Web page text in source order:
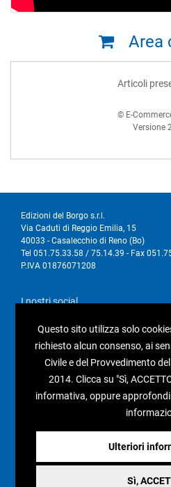
Area
Articoli
© E-
Versione
Edizioni del Borgo s.r.l.
Via Caduti di Reggio Emilia, 15
40033 - Casalecchio di Reno (Bo)
Tel 051.75.33.58 / 75.14.39 - Fax
P.IVA 01876071208
I nostri social
Condizioni generali di vendita
Pagamenti e spedizioni
Questo sito utilizza solo
richiesto alcun consenso, ai
Civile e del Provvedimento
2014. Clicca su "Sì,
informativa, oppure
Ulteriori
Sì,